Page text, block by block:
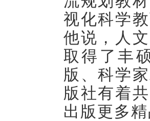
视化科学
他说，人
取得了丰
版、科学
版社有着
出版更多